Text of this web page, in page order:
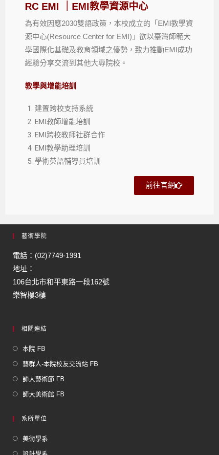
RC EMI ｜EMI教學資源中心
為有效因應2030雙語政策，本校成立的「EMI教學資
源中心(Resource Center for EMI)」欲以臺灣師範大
學國際化基礎及教育領域之優勢，致力推動EMI成功
經驗分享交流到其他大專院校。
教學與增能培訓
建置跨校支持系統
EMI教師增能培訓
EMI跨校教師社群合作
EMI教學助理培訓
學術英語輔導員培訓
前往官網
藝術學院
電話：(02)7749-1991
地址：
106台北市和平東路一段162號
樂智樓3樓
相關連結
本院 FB
藝群人-本院校友交流站 FB
師大藝術節 FB
師大美術館 FB
系所單位
美術學系